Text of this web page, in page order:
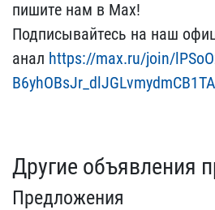
пишите на​м в Max!
Подписывайтесь ​на наш
анал https://max.ru/join​/
Другие объявления
Предложения